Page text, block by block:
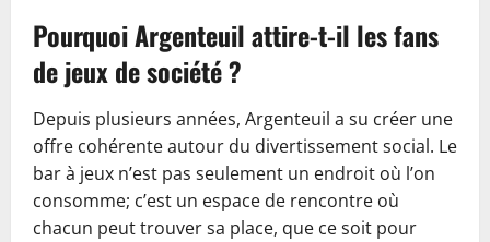
Pourquoi Argenteuil attire-t-il les fans
de jeux de société ?
Depuis plusieurs années, Argenteuil a su créer une
offre cohérente autour du divertissement social. Le
bar à jeux n’est pas seulement un endroit où l’on
consomme; c’est un espace de rencontre où
chacun peut trouver sa place, que ce soit pour